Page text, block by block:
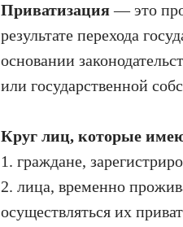
Приватизация— это
результате перехода
основании
или государственной
Круг лиц, которые
1. граждане,
2. лица, временно
осуществляться их